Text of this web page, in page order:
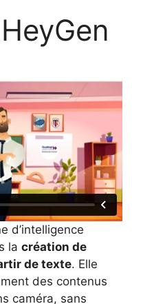
d’intelligence
la création de
de texte. Elle
des contenus
caméra, sans